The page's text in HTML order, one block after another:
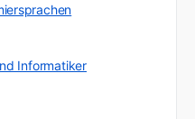
Informatiker